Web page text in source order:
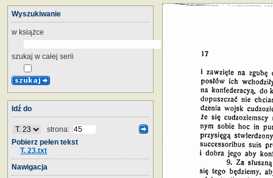
Wyszukiwanie
w książce
szukaj w całej serii
Idź do
strona:
Pobierz pełen tekst
T. 23.txt
Nawigacja